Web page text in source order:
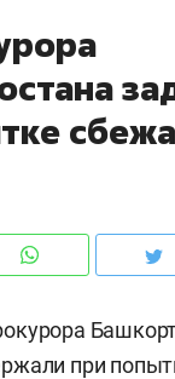
при